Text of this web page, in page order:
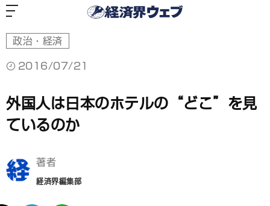
政治・経済
2016/07/21
外国人は日本のホテルの“どこ”を見
ているのか
著者
経済界編集部